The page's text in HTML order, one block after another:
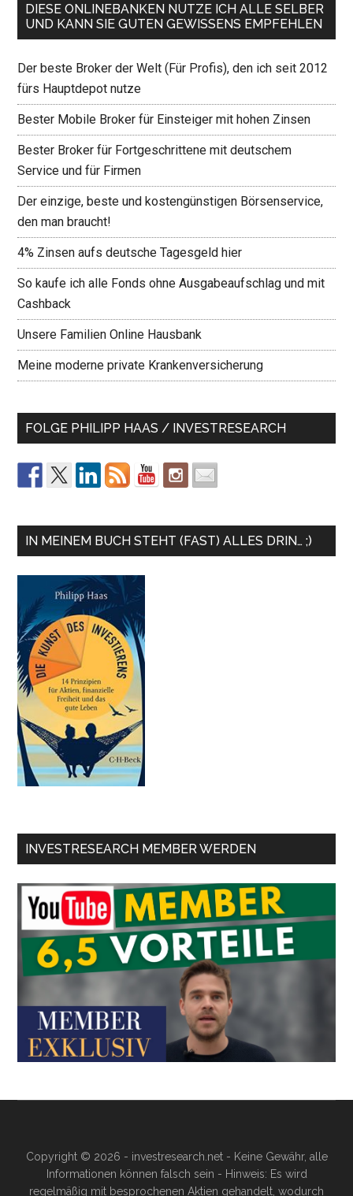
DIESE ONLINEBANKEN NUTZE ICH ALLE SELBER
UND KANN SIE GUTEN GEWISSENS EMPFEHLEN
Der beste Broker der Welt (Für Profis), den ich seit 2012
fürs Hauptdepot nutze
Bester Mobile Broker für Einsteiger mit hohen Zinsen
Bester Broker für Fortgeschrittene mit deutschem
Service und für Firmen
Der einzige, beste und kostengünstigen Börsenservice,
den man braucht!
4% Zinsen aufs deutsche Tagesgeld hier
So kaufe ich alle Fonds ohne Ausgabeaufschlag und mit
Cashback
Unsere Familien Online Hausbank
Meine moderne private Krankenversicherung
FOLGE PHILIPP HAAS / INVESTRESEARCH
IN MEINEM BUCH STEHT (FAST) ALLES DRIN… ;)
INVESTRESEARCH MEMBER WERDEN
Copyright © 2026 - investresearch.net - Keine Gewähr, alle
Informationen können falsch sein - Hinweis: Es wird
regelmäßig mit besprochenen Aktien gehandelt, wodurch